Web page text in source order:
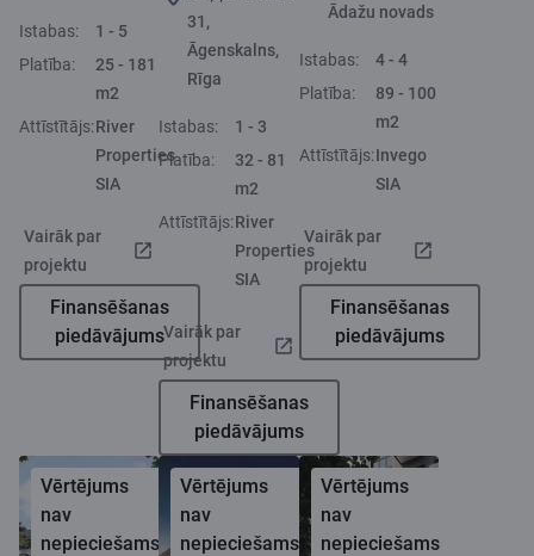
Istabas:
1 - 5
Platība:
25 - 181
m2
Attīstītājs:River
Properties
SIA
Vairāk par
projektu
Finansēšanas
piedāvājums
31,
Āgenskalns,
Rīga
Istabas:
1 - 3
Platība:
32 - 81
m2
Attīstītājs:River
Properties
SIA
Vairāk par
projektu
Finansēšanas
piedāvājums
Ādažu novads
Istabas:
4 - 4
Platība:
89 - 100
m2
Attīstītājs:Invego
SIA
Vairāk par
projektu
Finansēšanas
piedāvājums
Vērtējums
nav
nepieciešams
Vērtējums
nav
nepieciešams
Vērtējums
nav
nepieciešams